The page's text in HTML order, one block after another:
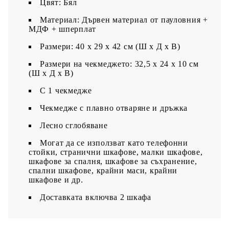
Цвят: Бял
Материал: Дървен материал от пауловния +
МДФ + шперплат
Размери: 40 x 29 x 42 cм (Ш x Д x В)
Размери на чекмеджето: 32,5 x 24 x 10 cм
(Ш x Д x В)
С 1 чекмедже
Чекмедже с плавно отваряне и дръжка
Лесно сглобяване
Могат да се използват като телефонни
стойки, странични шкафове, малки шкафове,
шкафове за спалня, шкафове за съхранение,
спални шкафове, крайни маси, крайни
шкафове и др.
Доставката включва 2 шкафа